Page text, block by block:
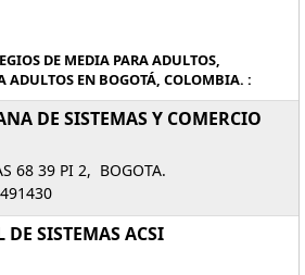
DE MEDIA PARA ADULTOS,
ADULTOS EN BOGOTÁ, COLOMBIA. :
DE SISTEMAS Y COMERCIO
68 39 PI 2, BOGOTA.
SISTEMAS ACSI